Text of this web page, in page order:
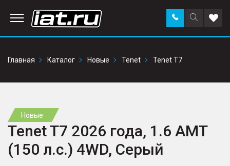
Поиск
по
Заказать
звонок в
Главная
Каталог Новые Tenet Tenet T7
Новые
Tenet T7 2026 года, 1.6 AMT
(150 л.с.) 4WD, Серый